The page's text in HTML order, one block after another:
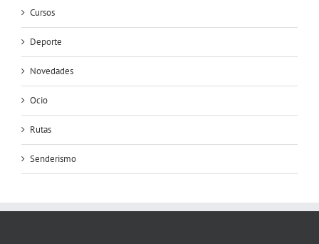
Cursos
Deporte
Novedades
Ocio
Rutas
Senderismo